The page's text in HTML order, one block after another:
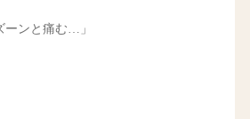
ーンと痛む…」